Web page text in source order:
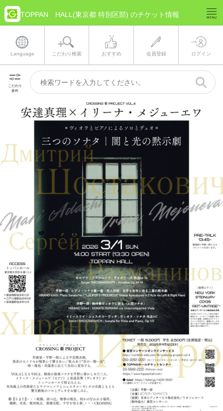
TOPPAN HALL(東京都 特別区部) のチケット情報
Language こだわり検索 おすすめ 会員登録 ログイン
こだわり
条件